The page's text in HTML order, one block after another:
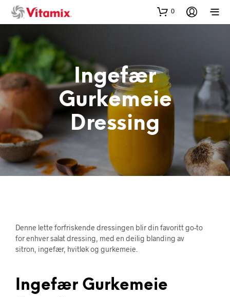
0
Ingefær
Gurkemeie
Dressing
Denne lette forfriskende dressingen blir din favoritt go-to
for enhver salat dressing, med en deilig blanding av
sitron, ingefær, hvitløk og gurkemeie.
Ingefær Gurkemeie